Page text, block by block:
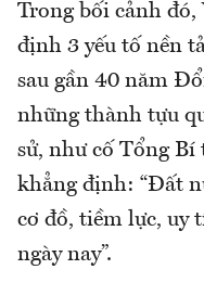
Trong bối cảnh
định 3 yếu tố nền
sau gần 40 năm
những thành tựu
sử, như cố Tổng Bí
khẳng định: “Đất
cơ đồ, tiềm lực, uy
ngày nay”.